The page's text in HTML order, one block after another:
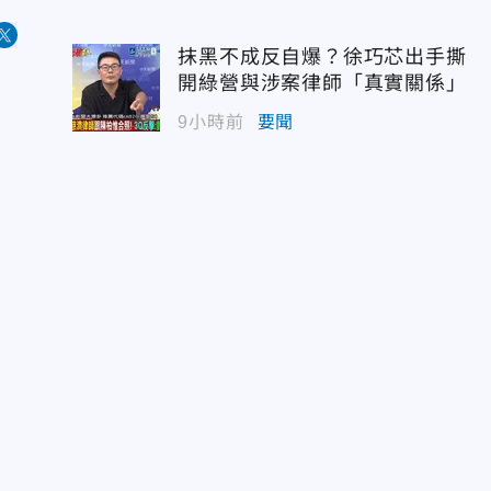
抹黑不成反自爆？徐巧芯出手撕
開綠營與涉案律師「真實關係」
9小時前 要聞